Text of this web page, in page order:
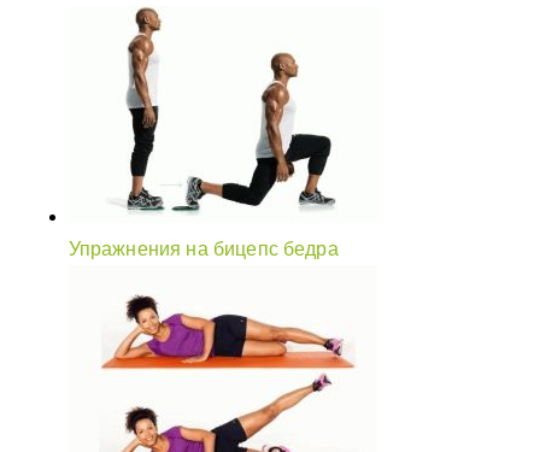
Упражнения на бицепс бедра